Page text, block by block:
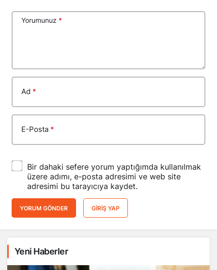
Yorumunuz *
Ad *
E-Posta *
Bir dahaki sefere yorum yaptığımda kullanılmak
üzere adımı, e-posta adresimi ve web site
adresimi bu tarayıcıya kaydet.
YORUM GÖNDER GIRIŞ YAP
Yeni Haberler